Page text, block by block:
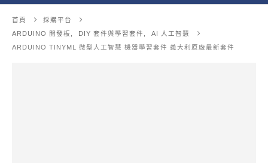
首頁
採購平台
ARDUINO 開發板
DIY 套件與學習套件
AI 人工智慧
ARDUINO TINYML 微型人工智慧 機器學習套件 義大利原廠最新套件